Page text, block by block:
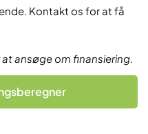
Kontakt os for at få
ansøge om finansiering.